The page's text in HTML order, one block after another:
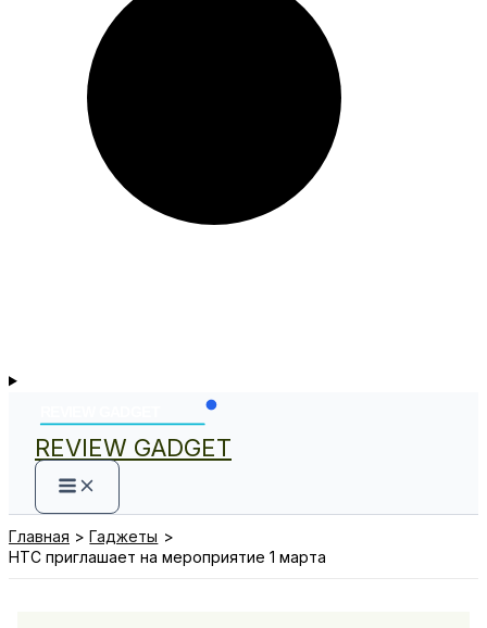
REVIEW GADGET
Главная
Гаджеты
HTC приглашает на мероприятие 1 марта